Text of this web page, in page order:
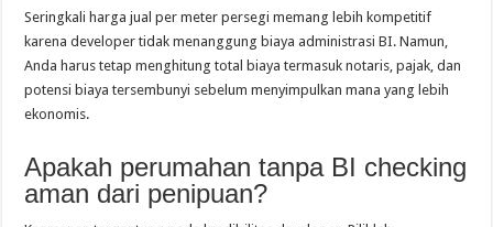
Seringkali harga jual per meter persegi memang lebih kompetitif
karena developer tidak menanggung biaya administrasi BI. Namun,
Anda harus tetap menghitung total biaya termasuk notaris, pajak, dan
potensi biaya tersembunyi sebelum menyimpulkan mana yang lebih
ekonomis.
Apakah perumahan tanpa BI checking
aman dari penipuan?